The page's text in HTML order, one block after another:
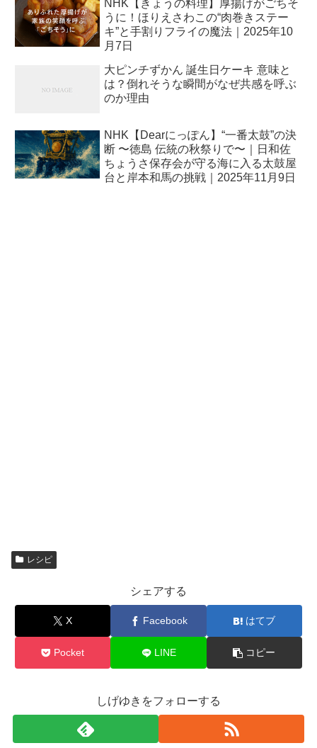
NHK【きょうの料理】厚揚げがごちそ
うに！ほりえさわこの“肉巻きステー
キ”と手割りフライの魔法｜2025年10
月7日
大ピンチずかん 誕生日ケーキ 意味と
は？倒れそうな瞬間がなぜ共感を呼ぶ
のか理由
NHK【Dearにっぽん】“一番太鼓”の決
断 〜徳島 伝統の秋祭りで〜｜日和佐
ちょうさ保存会が守る海に入る太鼓屋
台と岸本和馬の挑戦｜2025年11月9日
レシピ
シェアする
X Facebook はてブ
Pocket LINE コピー
しげゆきをフォローする